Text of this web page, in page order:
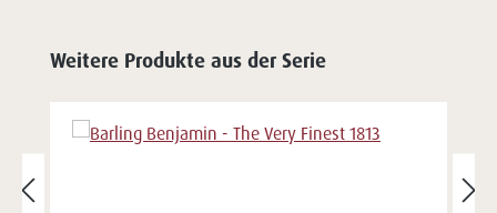
Weitere Produkte aus der Serie